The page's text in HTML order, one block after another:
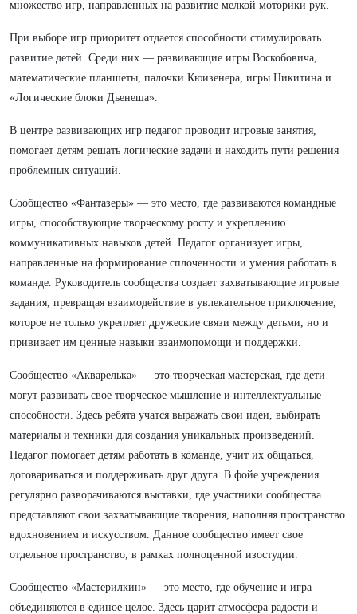
множество игр, направленных на развитие мелкой моторики рук.
При выборе игр приоритет отдается способности стимулировать
развитие детей. Среди них — развивающие игры Воскобовича,
математические планшеты, палочки Кюизенера, игры Никитина и
«Логические блоки Дьенеша».
В центре развивающих игр педагог проводит игровые занятия,
помогает детям решать логические задачи и находить пути решения
проблемных ситуаций.
Сообщество «Фантазеры» — это место, где развиваются командные
игры, способствующие творческому росту и укреплению
коммуникативных навыков детей. Педагог организует игры,
направленные на формирование сплоченности и умения работать в
команде. Руководитель сообщества создает захватывающие игровые
задания, превращая взаимодействие в увлекательное приключение,
которое не только укрепляет дружеские связи между детьми, но и
прививает им ценные навыки взаимопомощи и поддержки.
Сообщество «Акварелька» — это творческая мастерская, где дети
могут развивать свое творческое мышление и интеллектуальные
способности. Здесь ребята учатся выражать свои идеи, выбирать
материалы и техники для создания уникальных произведений.
Педагог помогает детям работать в команде, учит их общаться,
договариваться и поддерживать друг друга. В фойе учреждения
регулярно разворачиваются выставки, где участники сообщества
представляют свои захватывающие творения, наполняя пространство
вдохновением и искусством. Данное сообщество имеет свое
отдельное пространство, в рамках полноценной изостудии.
Сообщество «Мастерилкин» — это место, где обучение и игра
объединяются в единое целое. Здесь царит атмосфера радости и